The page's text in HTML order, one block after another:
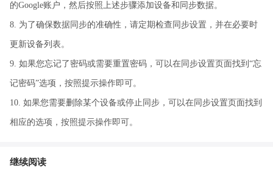
的Google账户，然后按照上述步骤添加设备和同步数据。
8. 为了确保数据同步的准确性，请定期检查同步设置，并在必要时
更新设备列表。
9. 如果您忘记了密码或需要重置密码，可以在同步设置页面找到“忘
记密码”选项，按照提示操作即可。
10. 如果您需要删除某个设备或停止同步，可以在同步设置页面找到
相应的选项，按照提示操作即可。
继续阅读